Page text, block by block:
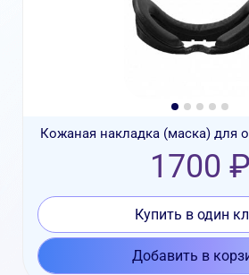
Кожаная накладка (маска) для
1700 ₽
Купить в один
Добавить в